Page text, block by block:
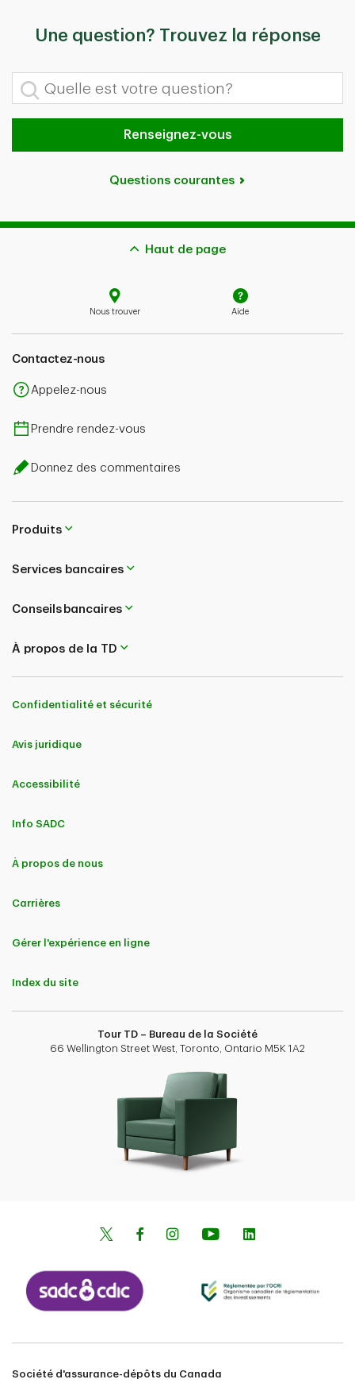
Une question? Trouvez la réponse
Quelle est votre question?
Renseignez-vous
Questions courantes
Haut de page
Nous trouver Aide
Contactez-nous
Appelez-nous
Prendre rendez-vous
Donnez des commentaires
Produits
Services bancaires
Conseils bancaires
À propos de la TD
Confidentialité et sécurité
Avis juridique
Accessibilité
Info SADC
À propos de nous
Carrières
Gérer l'expérience en ligne
Index du site
Tour TD – Bureau de la Société
66 Wellington Street West, Toronto, Ontario M5K 1A2
Société d'assurance-dépôts du Canada